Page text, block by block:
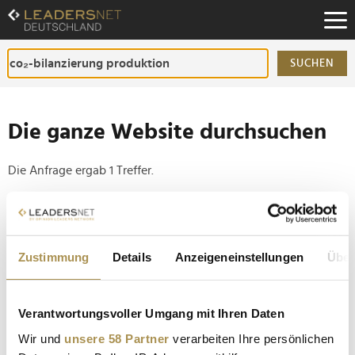
Zustimmung Details Anzeigeneinstellungen
Verantwortungsvoller Umgang mit Ihren Daten
Wir und unsere 58 Partner verarbeiten Ihre persönlichen
Zum
Inhalt
Zur
Fußzeilen-
Navigation
SUCHEN
Die ganze Website durchsuchen
Die Anfrage ergab 1 Treffer.
Tipp
Setzen Sie die gesuchten Wörter zwischen
Anführungszeichen: zb "Vorname Nachname".
Fabian Schwarzer: "Technologie und Daten spielen
eine entscheidende Rolle im Kampf gegen den...